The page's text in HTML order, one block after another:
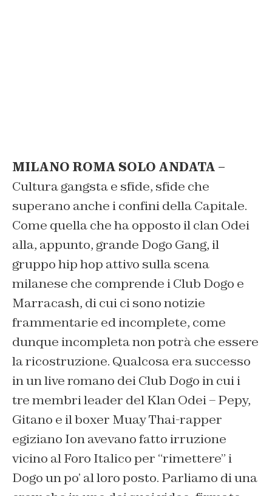
MILANO ROMA SOLO ANDATA –
Cultura gangsta e sfide, sfide che
superano anche i confini della Capitale.
Come quella che ha opposto il clan Odei
alla, appunto, grande Dogo Gang, il
gruppo hip hop attivo sulla scena
milanese che comprende i Club Dogo e
Marracash, di cui ci sono notizie
frammentarie ed incomplete, come
dunque incompleta non potrà che essere
la ricostruzione. Qualcosa era successo
in un live romano dei Club Dogo in cui i
tre membri leader del Klan Odei – Pepy,
Gitano e il boxer Muay Thai-rapper
egiziano Ion avevano fatto irruzione
vicino al Foro Italico per “rimettere” i
Dogo un po’ al loro posto. Parliamo di una